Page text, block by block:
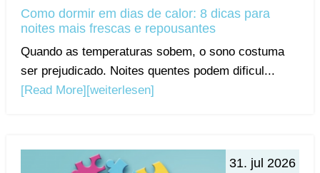
Como dormir em dias de calor: 8 dicas para
noites mais frescas e repousantes
Quando as temperaturas sobem, o sono costuma
ser prejudicado. Noites quentes podem dificul...
[Read More] [weiterlesen]
31. jul 2026